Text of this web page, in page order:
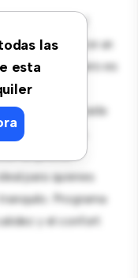
las
esta
en Ingenio /
ofrece un
jardín trasero es
el interior
Ubicada
a parques,
un precio
para quienes
Programa
y el confort